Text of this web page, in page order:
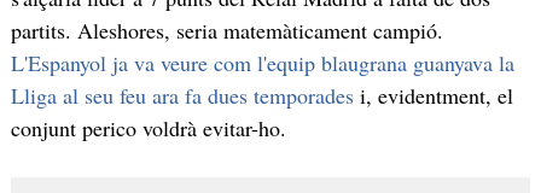
partits. Aleshores, seria matemàticament campió.
L'Espanyol ja va veure com l'equip blaugrana guanyava la
Lliga al seu feu ara fa dues temporadesi, evidentment, el
conjunt perico voldrà evitar-ho.